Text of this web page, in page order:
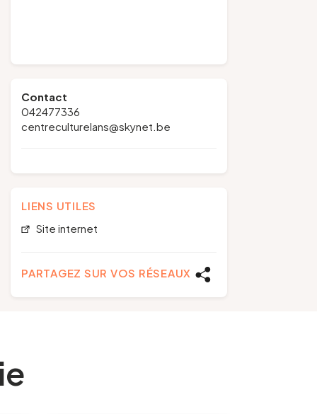
Contact
042477336
centreculturelans@skynet.be
LIENS UTILES
Site internet
PARTAGEZ SUR VOS RÉSEAUX